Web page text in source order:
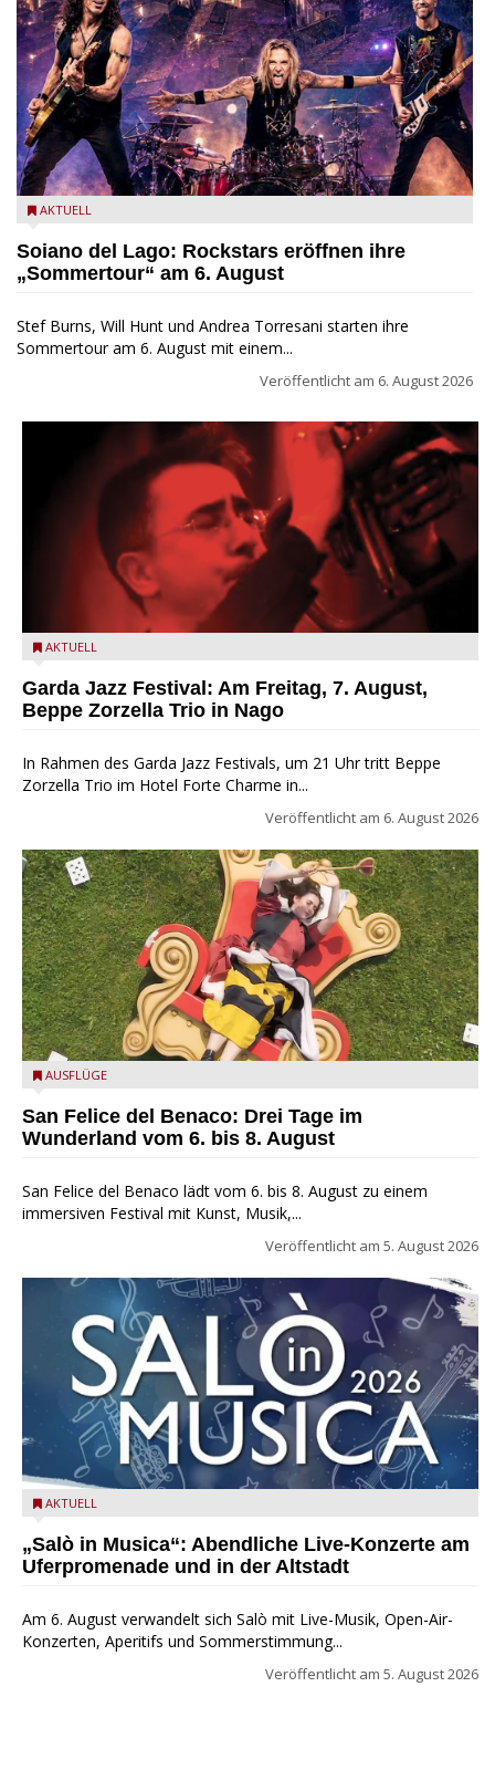
Stef Burns, Will Hunt und Andrea Torresani im Summer Rock
AKTUELL
Soiano del Lago: Rockstars eröffnen ihre
„Sommertour“ am 6. August
Stef Burns, Will Hunt und Andrea Torresani starten ihre
Sommertour am 6. August mit einem...
Veröffentlicht am 6. August 2026
Beppe Zorzella Trio zu Gast beim Garda Jazz Festival
AKTUELL
Garda Jazz Festival: Am Freitag, 7. August,
Beppe Zorzella Trio in Nago
In Rahmen des Garda Jazz Festivals, um 21 Uhr tritt Beppe
Zorzella Trio im Hotel Forte Charme in...
Veröffentlicht am 6. August 2026
San Felice del Benaco: Drei Tage im Wunderland
AUSFLÜGE
San Felice del Benaco: Drei Tage im
Wunderland vom 6. bis 8. August
San Felice del Benaco lädt vom 6. bis 8. August zu einem
immersiven Festival mit Kunst, Musik,...
Veröffentlicht am 5. August 2026
Salò in Musica 2026
AKTUELL
„Salò in Musica“: Abendliche Live-Konzerte am
Uferpromenade und in der Altstadt
Am 6. August verwandelt sich Salò mit Live-Musik, Open-Air-
Konzerten, Aperitifs und Sommerstimmung...
Veröffentlicht am 5. August 2026